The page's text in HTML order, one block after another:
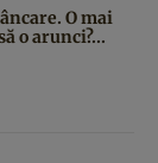
O mai
o arunci?...